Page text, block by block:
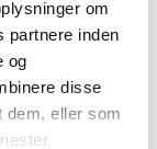
om
partnere inden
og
disse
dem, eller som
ansøgninger
et lille fald i…